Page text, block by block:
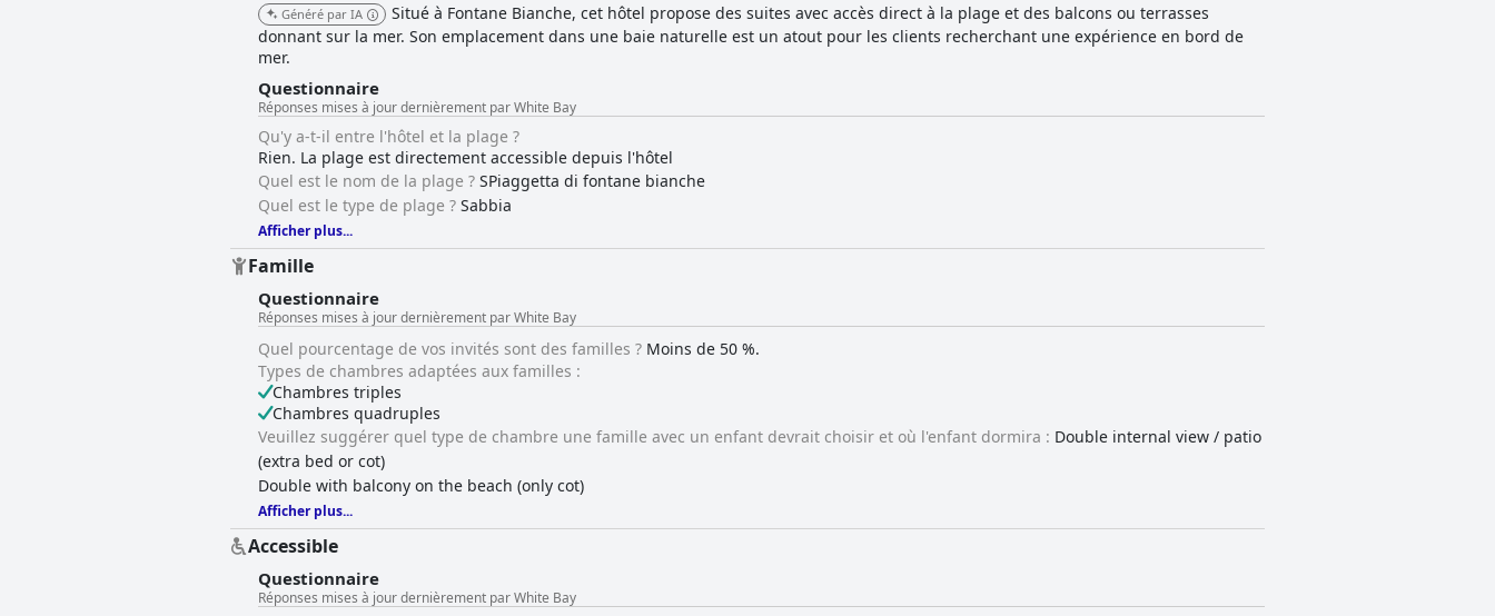
Généré par IA
Situé à Fontane Bianche, cet hôtel propose des suites avec accès direct à la plage et des balcons ou terrasses
donnant sur la mer. Son emplacement dans une baie naturelle est un atout pour les clients recherchant une expérience en bord de
mer.
Questionnaire
Réponses mises à jour dernièrement par White Bay
Qu'y a-t-il entre l'hôtel et la plage ?
Rien. La plage est directement accessible depuis l'hôtel
Quel est le nom de la plage ? SPiaggetta di fontane bianche
Quel est le type de plage ? Sabbia
Afficher plus...
Famille
Questionnaire
Réponses mises à jour dernièrement par White Bay
Quel pourcentage de vos invités sont des familles ? Moins de 50 %.
Types de chambres adaptées aux familles :
Chambres triples
Chambres quadruples
Veuillez suggérer quel type de chambre une famille avec un enfant devrait choisir et où l'enfant dormira : Double internal view / patio
(extra bed or cot)
Double with balcony on the beach (only cot)
Afficher plus...
Accessible
Questionnaire
Réponses mises à jour dernièrement par White Bay